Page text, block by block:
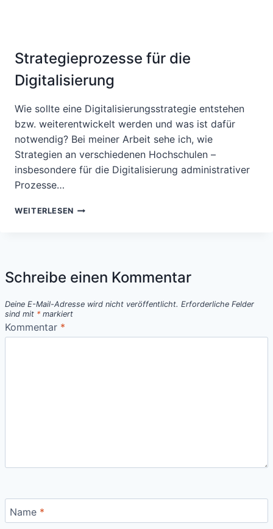
Strategieprozesse für die
Digitalisierung
Wie sollte eine Digitalisierungsstrategie entstehen
bzw. weiterentwickelt werden und was ist dafür
notwendig? Bei meiner Arbeit sehe ich, wie
Strategien an verschiedenen Hochschulen –
insbesondere für die Digitalisierung administrativer
Prozesse…
WEITERLESEN STRATEGIEPROZESSE
Schreibe einen Kommentar
Deine E-Mail-Adresse wird nicht veröffentlicht. Erforderliche Felder
sind mit *markiert
Kommentar *
Name *